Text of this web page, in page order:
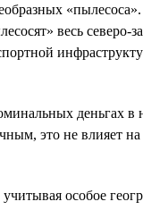
весь северо-
деньгах в
это не влияет
особое